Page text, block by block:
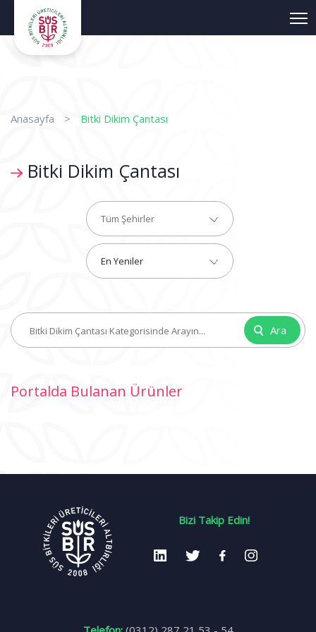
Anasayfa > Bitki Dikim Çantası
Bitki Dikim Çantası
Tüm Şehirler
En Yeniler
Ara
Portalda Bulanan Ürünler
Bizi Takip Edin!